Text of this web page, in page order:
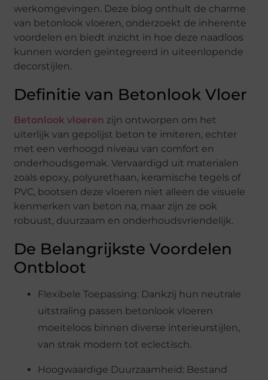
werkomgevingen. Deze blog onthult de charme
van betonlook vloeren, onderzoekt de inherente
voordelen en biedt inzicht in hoe deze naadloos
kunnen worden geïntegreerd in uiteenlopende
decorstijlen.
Definitie van Betonlook Vloer
Betonlook vloeren zijn ontworpen om het
uiterlijk van gepolijst beton te imiteren, echter
met een verhoogd niveau van comfort en
onderhoudsgemak. Vervaardigd uit materialen
zoals epoxy, polyurethaan, keramische tegels of
PVC, bootsen deze vloeren niet alleen de visuele
kenmerken van beton na, maar zijn ze ook
robuust, duurzaam en onderhoudsvriendelijk.
De Belangrijkste Voordelen
Ontbloot
Flexibele Toepassing: Dankzij hun neutrale
uitstraling passen betonlook vloeren
moeiteloos binnen diverse interieurstijlen,
van strak modern tot eclectisch.
Hoogwaardige Duurzaamheid: Bestand